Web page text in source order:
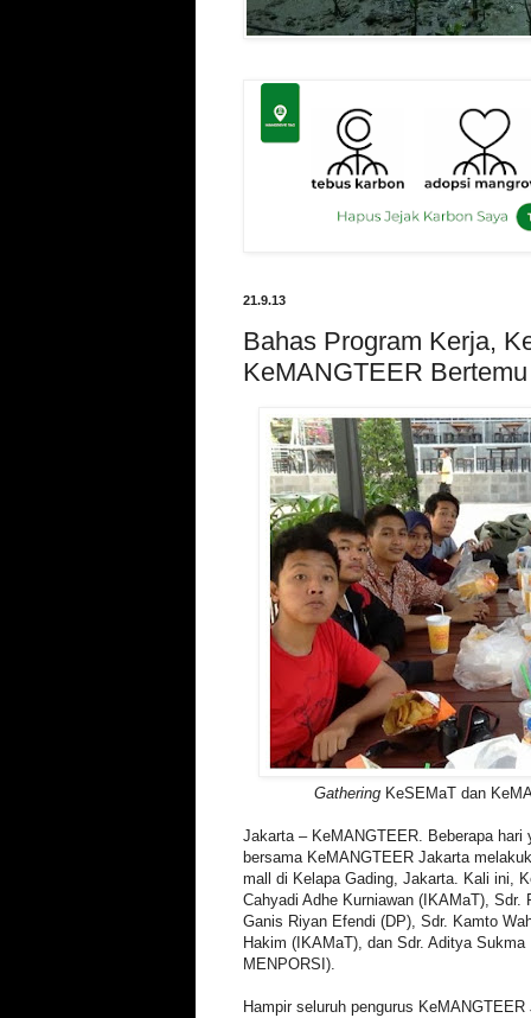
21.9.13
Bahas Program Kerja,
KeMANGTEER
Gathering KeSEMaT dan
Jakarta – KeMANGTEER. Beberapa hari
bersama KeMANGTEER Jakarta
mall di Kelapa Gading, Jakarta. Kali ini,
Cahyadi Adhe Kurniawan (IKAMaT), Sdr.
Ganis Riyan Efendi (DP), Sdr. Kamto
Hakim (IKAMaT), dan Sdr. Aditya Sukma
MENPORSI).
Hampir seluruh pengurus